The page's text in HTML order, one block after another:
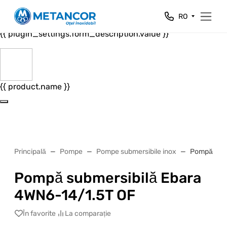
Close
{{ plugin_settings.form_header.value }}
{{ plugin_settings.form_description.value }}
{{ product.name }}
RO
Principală Pompe Pompe submersibile inox Pompă
Pompă submersibilă Ebara
4WN6-14/1.5T OF
În favorite La comparație